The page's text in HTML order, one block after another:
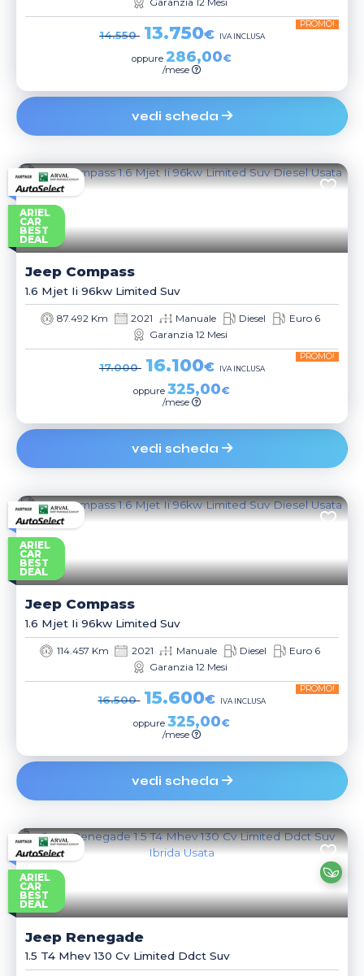
14.550 13.750€
PROMO!
IVA INCLUSA
oppure 286,00€
/mese
vedi scheda
ARIEL
CAR
BEST
DEAL
Jeep Compass
1.6 Mjet Ii 96kw Limited Suv
87.492 Km 2021 Manuale Diesel
Euro 6
Garanzia 12 Mesi
17.000 16.100€
PROMO!
IVA INCLUSA
oppure325,00€
/mese
vedi scheda
ARIEL
CAR
BEST
DEAL
Jeep Compass
1.6 Mjet Ii 96kw Limited Suv
114.457 Km 2021 Manuale Diesel
Euro 6
Garanzia 12 Mesi
16.500 15.600€
PROMO!
IVA INCLUSA
oppure325,00€
/mese
vedi scheda
ARIEL
CAR
BEST
DEAL
Jeep Renegade
1.5 T4 Mhev 130 Cv Limited Ddct Suv